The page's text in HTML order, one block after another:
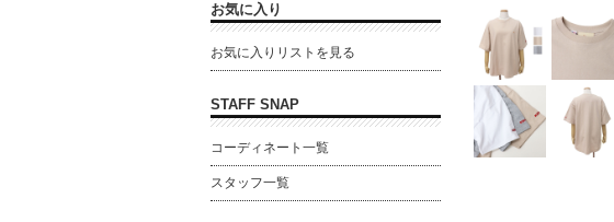
お気に入り
お気に入りリストを見る
STAFF SNAP
コーディネート一覧
スタッフ一覧